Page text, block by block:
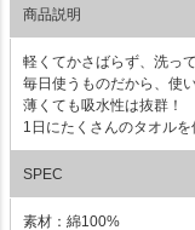
商品説明
軽くてかさばらず、洗っ
毎日使うものだから、使
薄くても吸水性は抜群！
1日にたくさんのタオルを
SPEC
素材：綿100%